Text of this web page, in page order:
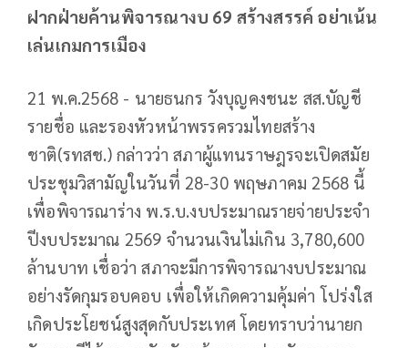
ฝากฝ่ายค้านพิจารณางบ 69 สร้างสรรค์ อย่าเน้น
เล่นเกมการเมือง
21 พ.ค.2568 - นายธนกร วังบุญคงชนะ สส.บัญชี
รายชื่อ และรองหัวหน้าพรรครวมไทยสร้าง
ชาติ(รทสช.) กล่าวว่า สภาผู้แทนราษฎรจะเปิดสมัย
ประชุมวิสามัญในวันที่ 28-30 พฤษภาคม 2568 นี้
เพื่อพิจารณาร่าง พ.ร.บ.งบประมาณรายจ่ายประจำ
ปีงบประมาณ 2569 จำนวนเงินไม่เกิน 3,780,600
ล้านบาท เชื่อว่า สภาจะมีการพิจารณางบประมาณ
อย่างรัดกุมรอบคอบ เพื่อให้เกิดความคุ้มค่า โปร่งใส
เกิดประโยชน์สูงสุดกับประเทศ โดยทราบว่านายก